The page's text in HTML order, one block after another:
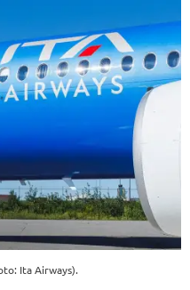
Ita Airways).